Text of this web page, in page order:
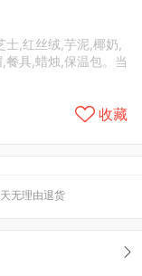
,红丝绒,芋泥,椰奶,
具,蜡烛,保温包。当
收藏
无理由退货